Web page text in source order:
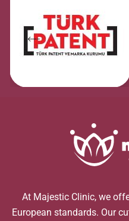
At Majestic Clinic, we
European standards. Our